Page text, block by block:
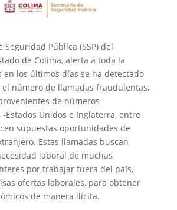
Seguridad Pública (SSP) del
de Colima, alerta a toda la
en los últimos días se ha detectado
número de llamadas fraudulentas,
de números
Estados Unidos e Inglaterra, entre
supuestas oportunidades de
Estas llamadas buscan
laboral de muchas
por trabajar fuera del país,
ofertas laborales, para obtener
de manera ilícita.